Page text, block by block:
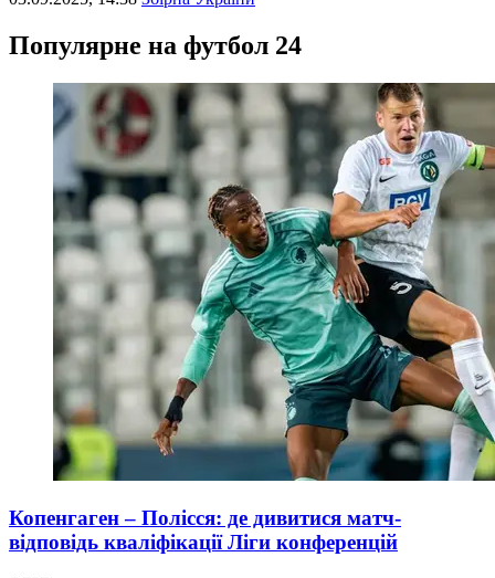
Популярне на футбол 24
Копенгаген – Полісся: де дивитися матч-
відповідь кваліфікації Ліги конференцій